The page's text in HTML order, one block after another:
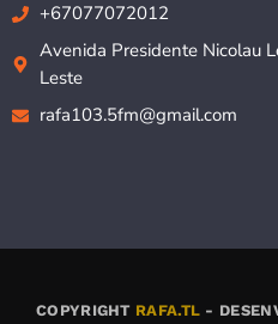
+67077072012
Avenida Presidente Nicolau
Leste
rafa103.5fm@gmail.com
COPYRIGHT RAFA.TL -